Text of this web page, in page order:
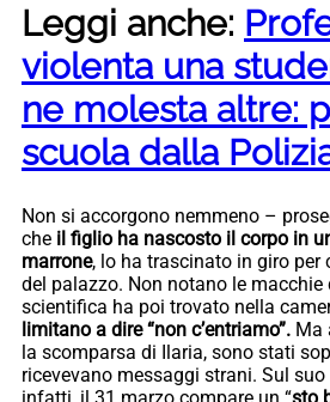
Leggi anche:
violenta una
ne molesta altre:
scuola dalla
Non si accorgono nemmeno –
che il figlio ha nascosto il corpo in
marrone, lo ha trascinato in giro per
del palazzo. Non notano le macchie
scientifica ha poi trovato nella
limitano a dire “non c’entriamo”. Ma
la scomparsa di Ilaria, sono stati
ricevevano messaggi strani. Sul